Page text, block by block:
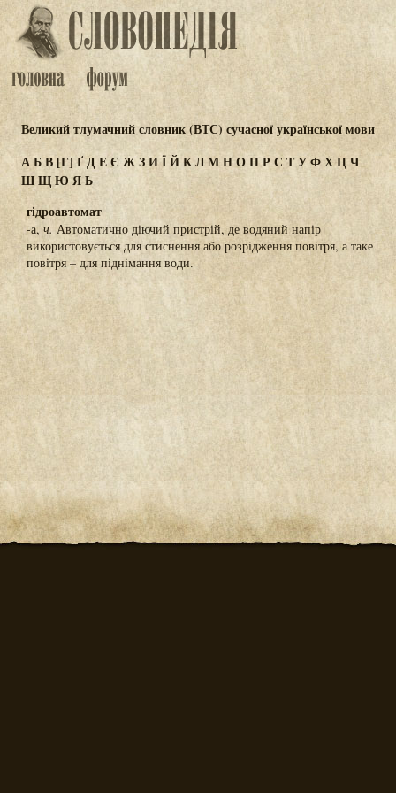
Великий тлумачний словник (ВТС) сучасної української мови
АБВ[Г] ҐДЕЄ ЖЗИЇЙКЛМНОПР СТУФХЦЧ
ШЩЮЯЬ
гідроавтомат
-а, ч. Автоматично діючий пристрій, де водяний напір
використовується для стиснення або розрідження повітря, а таке
повітря – для піднімання води.